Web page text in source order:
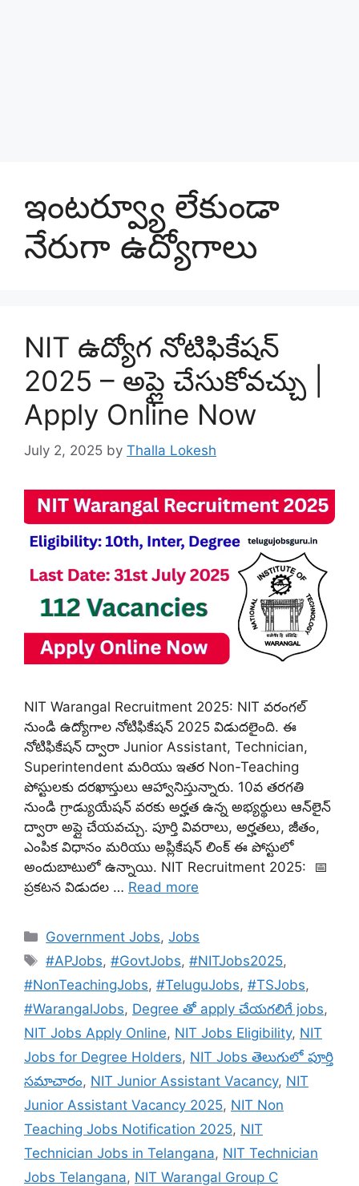
ఇంటర్వ్యూ లేకుండా
నేరుగా ఉద్యోగాలు
NIT ఉద్యోగ నోటిఫికేషన్
2025 – అప్లై చేసుకోవచ్చు |
Apply Online Now
July 2, 2025 by Thalla Lokesh
NIT Warangal Recruitment 2025: NIT వరంగల్
నుండి ఉద్యోగాల నోటిఫికేషన్ 2025 విడుదలైంది. ఈ
నోటిఫికేషన్ ద్వారా Junior Assistant, Technician,
Superintendent మరియు ఇతర Non-Teaching
పోస్టులకు దరఖాస్తులు ఆహ్వానిస్తున్నారు. 10వ తరగతి
నుండి గ్రాడ్యుయేషన్ వరకు అర్హత ఉన్న అభ్యర్థులు ఆన్‌లైన్
ద్వారా అప్లై చేయవచ్చు. పూర్తి వివరాలు, అర్హతలు, జీతం,
ఎంపిక విధానం మరియు అప్లికేషన్ లింక్ ఈ పోస్టులో
అందుబాటులో ఉన్నాయి. NIT Recruitment 2025: 📅
ప్రకటన విడుదల … Read more
Categories
Government Jobs,Jobs
Tags
#APJobs,#GovtJobs,#NITJobs2025,
#NonTeachingJobs, #TeluguJobs, #TSJobs,
#WarangalJobs, Degree తో apply చేయగలిగే jobs,
NIT Jobs Apply Online, NIT Jobs Eligibility, NIT
Jobs for Degree Holders, NIT Jobs తెలుగులో పూర్తి
సమాచారం, NIT Junior Assistant Vacancy, NIT
Junior Assistant Vacancy 2025, NIT Non
Teaching Jobs Notification 2025, NIT
Technician Jobs in Telangana, NIT Technician
Jobs Telangana, NIT Warangal Group C